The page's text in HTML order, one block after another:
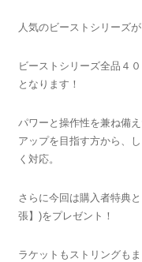
人気のビーストシリーズ
ビーストシリーズ全品４
となります！
パワーと操作性を兼ね備
アップを目指す方から、
く対応。
さらに今回は購入者特典
張】)をプレゼント！
ラケットもストリングも